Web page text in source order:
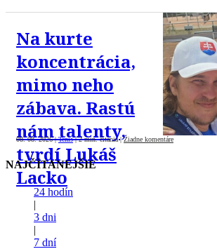
Na kurte
koncentrácia,
mimo neho
zábava. Rastú
nám talenty,
tvrdí Lukáš
Lacko
08. 08. 2026| Tenis |2 min. čítania| Žiadne komentáre
NAJČÍTANEJŠIE
24 hodín
|
3 dni
|
7 dní